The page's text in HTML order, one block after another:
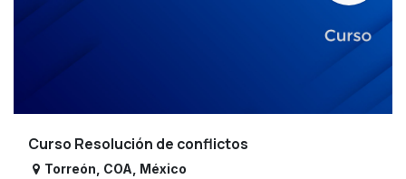
Curso Resolución de conflictos
Torreón COA México